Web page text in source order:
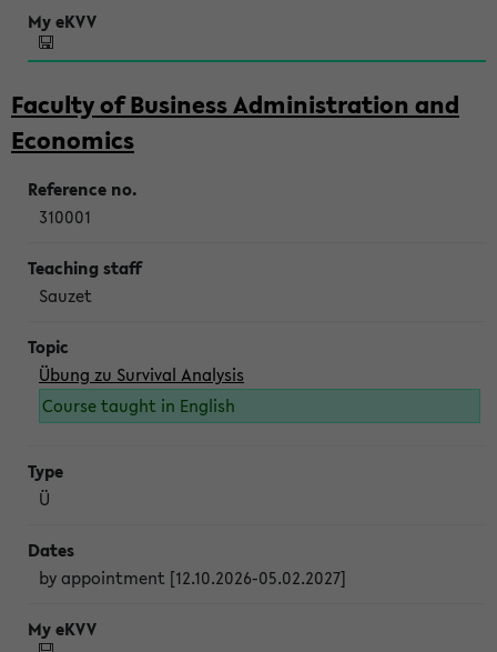
Faculty of Business Administration and
Economics
310001
Sauzet
Übung zu Survival Analysis
Course taught in English
Ü
by appointment [12.10.2026-05.02.2027]